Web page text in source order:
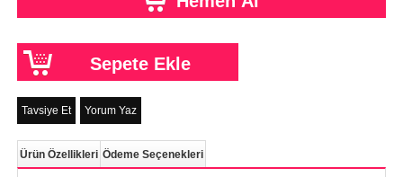
Tavsiye Et Yorum Yaz
Ürün Özellikleri Ödeme Seçenekleri